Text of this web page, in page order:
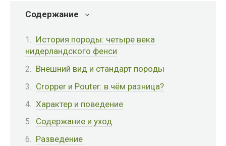
Содержание
История породы: четыре века
нидерландского фенси
Внешний вид и стандарт породы
Cropper и Pouter: в чём разница?
Характер и поведение
Содержание и уход
Разведение